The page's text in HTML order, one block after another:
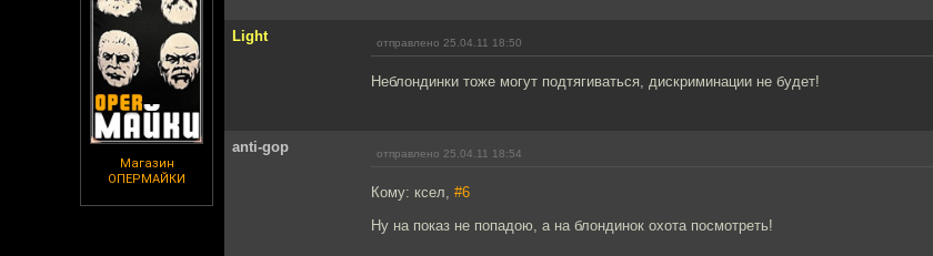
Магазин
ОПЕРМАЙКИ
Light отправлено 25.04.11 18:50
Неблондинки тоже могут подтягиваться, дискриминации не будет!
anti-gop отправлено 25.04.11 18:54
Кому: ксел, #6
Ну на показ не попадою, а на блондинок охота посмотреть!